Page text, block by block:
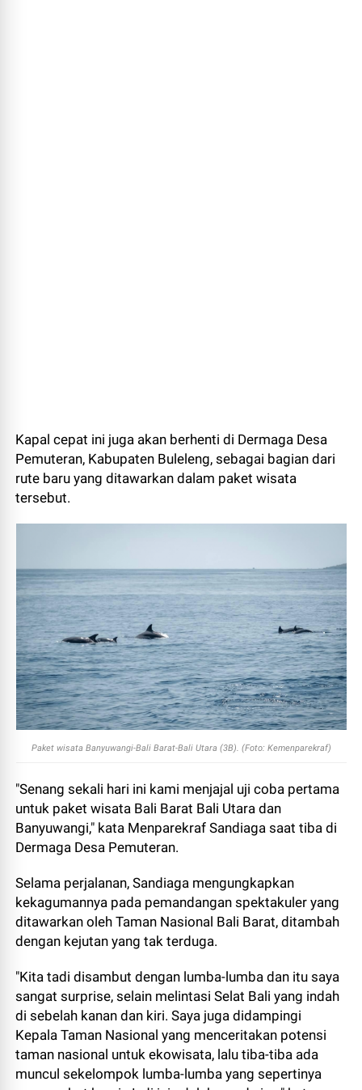
Kapal cepat ini juga akan berhenti di Dermaga Desa
Pemuteran, Kabupaten Buleleng, sebagai bagian dari
rute baru yang ditawarkan dalam paket wisata
tersebut.
Paket wisata Banyuwangi-Bali Barat-Bali Utara (3B). (Foto: Kemenparekraf)
"Senang sekali hari ini kami menjajal uji coba pertama
untuk paket wisata Bali Barat Bali Utara dan
Banyuwangi," kata Menparekraf Sandiaga saat tiba di
Dermaga Desa Pemuteran.
Selama perjalanan, Sandiaga mengungkapkan
kekagumannya pada pemandangan spektakuler yang
ditawarkan oleh Taman Nasional Bali Barat, ditambah
dengan kejutan yang tak terduga.
"Kita tadi disambut dengan lumba-lumba dan itu saya
sangat surprise, selain melintasi Selat Bali yang indah
di sebelah kanan dan kiri. Saya juga didampingi
Kepala Taman Nasional yang menceritakan potensi
taman nasional untuk ekowisata, lalu tiba-tiba ada
muncul sekelompok lumba-lumba yang sepertinya